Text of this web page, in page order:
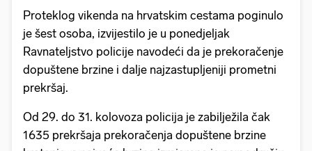
Proteklog vikenda na hrvatskim cestama poginulo
je šest osoba, izvijestilo je u ponedjeljak
Ravnateljstvo policije navodeći da je prekoračenje
dopuštene brzine i dalje najzastupljeniji prometni
prekršaj.
Od 29. do 31. kolovoza policija je zabilježila čak
1635 prekršaja prekoračenja dopuštene brzine